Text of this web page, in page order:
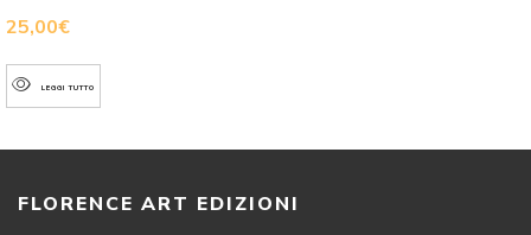
25,00€
LEGGI TUTTO
FLORENCE ART EDIZIONI